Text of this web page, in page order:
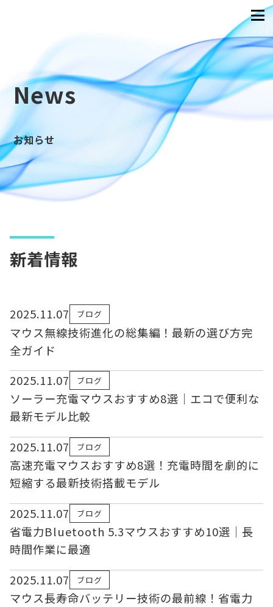
News
お知らせ
新着情報
2025.11.07 ブログ
マウス無線技術進化の総集編！最新の選び方完
全ガイド
2025.11.07
ブログ
ソーラー充電マウスおすすめ8選｜エコで便利な
最新モデル比較
2025.11.07
ブログ
高速充電マウスおすすめ8選！充電時間を劇的に
短縮する最新技術搭載モデル
2025.11.07
ブログ
省電力Bluetooth 5.3マウスおすすめ10選｜長
時間作業に最適
2025.11.07
ブログ
マウス長寿命バッテリー技術の最前線！省電力